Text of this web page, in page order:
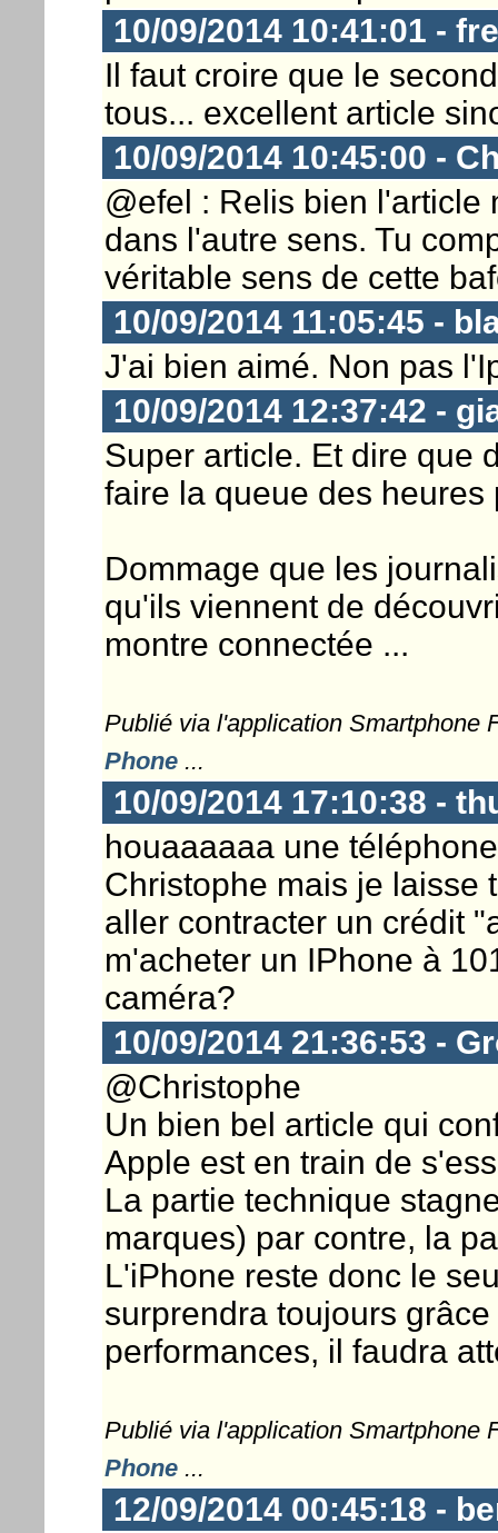
10/09/2014 10:41:01 -
Il faut croire que le
tous... excellent article
10/09/2014 10:45:00 -
@efel : Relis bien l'article
dans l'autre sens. Tu
véritable sens de cette
10/09/2014 11:05:45 -
J'ai bien aimé. Non pas
10/09/2014 12:37:42 -
Super article. Et dire que
faire la queue des heures
Dommage que les
qu'ils viennent de
montre connectée ...
Publié via l'application Smartphone
Phone...
10/09/2014 17:10:38 -
houaaaaaa une
Christophe mais je laisse
aller contracter un crédit
m'acheter un IPhone à
caméra?
10/09/2014 21:36:53 -
@Christophe
Un bien bel article qui
Apple est en train de
La partie technique
marques) par contre, la
L'iPhone reste donc le
surprendra toujours
performances, il faudra
Publié via l'application Smartphone
Phone...
12/09/2014 00:45:18 -